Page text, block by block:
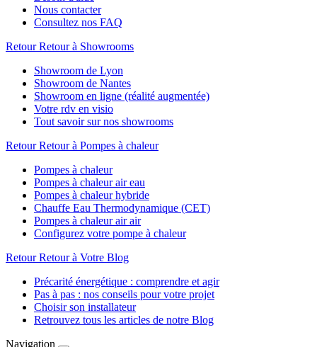
Nous contacter
Consultez nos FAQ
Retour Retour à Showrooms
Showroom de Lyon
Showroom de Nantes
Showroom en ligne (réalité augmentée)
Votre rdv en visio
Tout savoir sur nos showrooms
Retour Retour à Pompes à chaleur
Pompes à chaleur
Pompes à chaleur air eau
Pompes à chaleur hybride
Chauffe Eau Thermodynamique (CET)
Pompes à chaleur air air
Configurez votre pompe à chaleur
Retour Retour à Votre Blog
Précarité énergétique : comprendre et agir
Pas à pas : nos conseils pour votre projet
Choisir son installateur
Retrouvez tous les articles de notre Blog
Navigation